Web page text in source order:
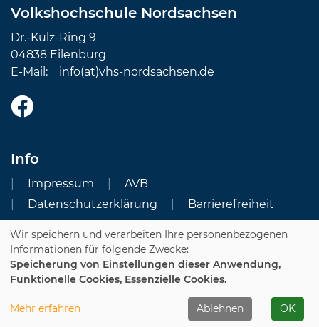
Volkshochschule Nordsachsen
Dr.-Külz-Ring 9
04838 Eilenburg
E-Mail: info(at)vhs-nordsachsen.de
Info
Impressum
AVB
Datenschutzerklärung
Barrierefreiheit
Cookie Einstellungen
Dozenten-Login
Wir speichern und verarbeiten Ihre personenbezogenen
Informationen für folgende Zwecke:
Speicherung von Einstellungen dieser Anwendung,
Funktionelle Cookies, Essenzielle Cookies.
Mehr erfahren Ablehnen OK